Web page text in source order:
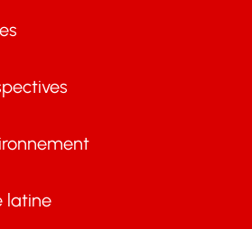
latine